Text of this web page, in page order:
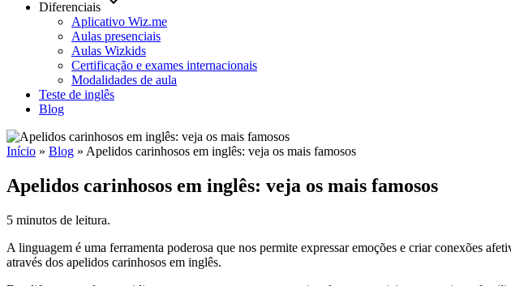
Diferenciais
Aplicativo Wiz.me
Aulas presenciais
Aulas Wizkids
Certificação e exames internacionais
Modalidades de aula
Teste de inglês
Blog
Início » Blog » Apelidos carinhosos em inglês: veja os mais famosos
Apelidos carinhosos em inglês: veja os mais famosos
5 minutos de leitura.
A linguagem é uma ferramenta poderosa que nos permite expressar emoções e criar conexões
através dos apelidos carinhosos em inglês.